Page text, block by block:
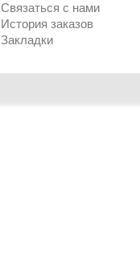
Связаться с нами
История заказов
Закладки